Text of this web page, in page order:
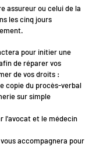
assureur ou celui de la
les cinq jours
pour initier une
de réparer vos
de vos droits :
copie du procès-verbal
sur simple
l'avocat et le médecin
accompagnera pour